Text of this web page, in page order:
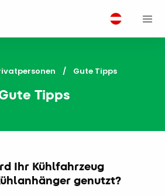
Current:
Gute Tipps
Tipps
Ihr Kühlfahrzeug
genutzt?